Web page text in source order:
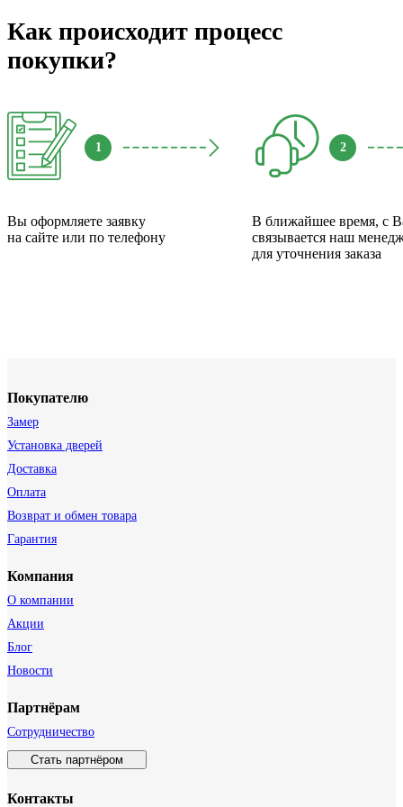
Как происходит процесс
покупки?
1
Вы оформляете заявку
на сайте или по телефону
2
В ближайшее время, с
связывается наш
для уточнения заказа
Покупателю
Замер
Установка дверей
Доставка
Оплата
Возврат и обмен товара
Гарантия
Компания
О компании
Акции
Блог
Новости
Партнёрам
Сотрудничество
Стать партнёром
Контакты